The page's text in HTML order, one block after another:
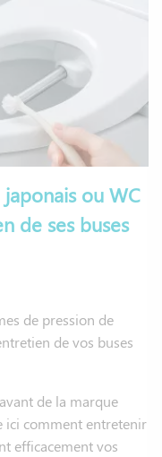
ou WC
de ses buses
de pression de
de vos buses
de la marque
ici comment entretenir
efficacement vos